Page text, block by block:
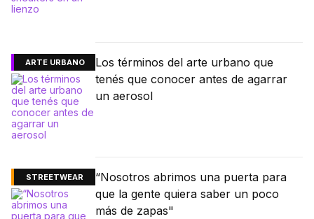
ARTE URBANO
Los términos del arte urbano que
tenés que conocer antes de agarrar
un aerosol
STREETWEAR
“Nosotros abrimos una puerta para
que la gente quiera saber un poco
más de zapas"